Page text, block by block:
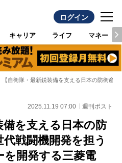
ログイン
キャリア ライフ マネー
【自衛隊・最新鋭装備を支える日本の防衛産
2025.11.19 07:00 週刊ポスト
備を支える日本の防
戦闘機開発を担う
を開発する三菱電